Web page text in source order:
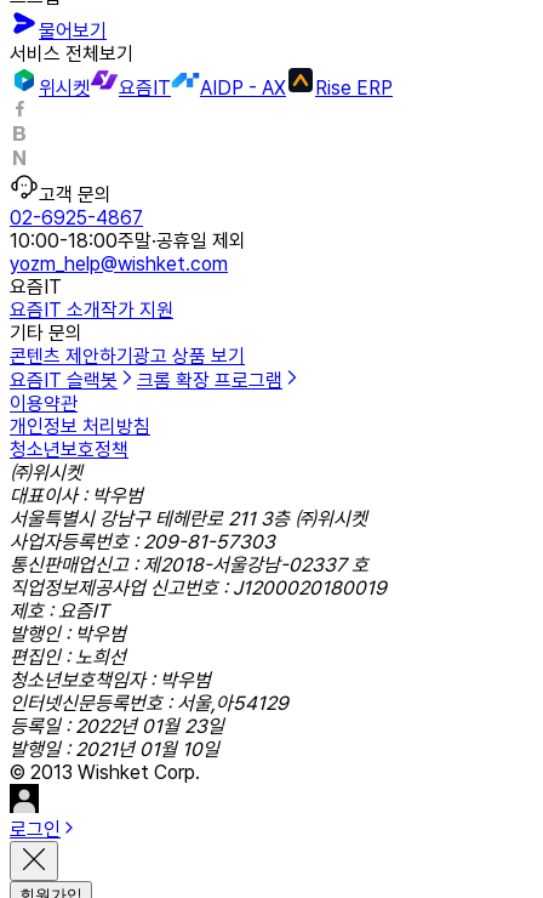
물어보기
서비스 전체보기
위시켓
요즘IT AIDP - AX Rise ERP
고객 문의
02-6925-4867
10:00-18:00주말·공휴일 제외
yozm_help@wishket.com
요즘IT
요즘IT 소개작가 지원
기타 문의
콘텐츠 제안하기 광고 상품 보기
요즘IT 슬랙봇
크롬 확장 프로그램
이용약관
개인정보 처리방침
청소년보호정책
㈜위시켓
대표이사 : 박우범
서울특별시 강남구 테헤란로 211 3층 ㈜위시켓
사업자등록번호 : 209-81-57303
통신판매업신고 : 제2018-서울강남-02337 호
직업정보제공사업 신고번호 : J1200020180019
제호 : 요즘IT
발행인 : 박우범
편집인 : 노희선
청소년보호책임자 : 박우범
인터넷신문등록번호 : 서울,아54129
등록일 : 2022년 01월 23일
발행일 : 2021년 01월 10일
© 2013 Wishket Corp.
로그인